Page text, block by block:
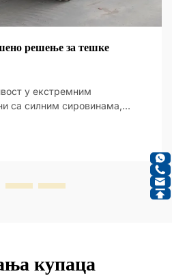
решење за тешке
у екстремним
са силним сировинама,
купаца